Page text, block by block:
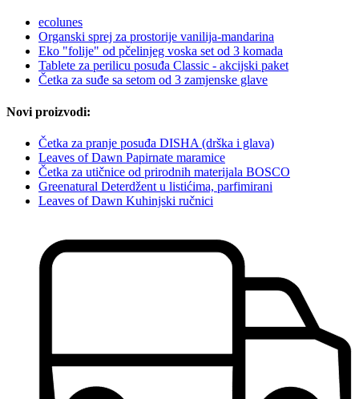
ecolunes
Organski sprej za prostorije vanilija-mandarina
Eko "folije" od pčelinjeg voska set od 3 komada
Tablete za perilicu posuđa Classic - akcijski paket
Četka za suđe sa setom od 3 zamjenske glave
Novi proizvodi:
Četka za pranje posuđa DISHA (drška i glava)
Leaves of Dawn Papirnate maramice
Četka za utičnice od prirodnih materijala BOSCO
Greenatural Deterdžent u listićima, parfimirani
Leaves of Dawn Kuhinjski ručnici